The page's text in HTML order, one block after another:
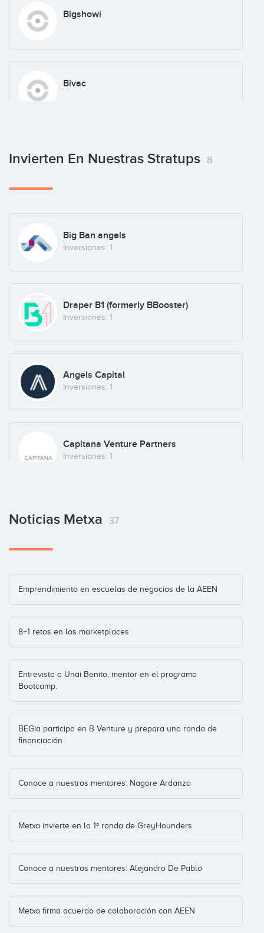
Bigshowi
Bivac
Boatjump
España (+11)
España (+4)
Software
Focus 360
Hunters of Magic
Invierten En Nuestras Stratups 8
Big Ban angels
Inversiones: 1
Draper B1 (formerly BBooster)
Inversiones: 1
Angels Capital
Inversiones: 1
Capitana Venture Partners
Inversiones: 1
Athos Partners
Inversiones: 1
Conteneo
Inversiones: 1
Noticias Metxa 37
Emprendimiento en escuelas de negocios de la AEEN
8+1 retos en los marketplaces
Entrevista a Unai Benito, mentor en el programa
Bootcamp.
BEGia participa en B Venture y prepara una ronda de
financiación
Conoce a nuestros mentores: Nagore Ardanza
Metxa invierte en la 1ª ronda de GreyHounders
Conoce a nuestros mentores: Alejandro De Pablo
Metxa firma acuerdo de colaboración con AEEN